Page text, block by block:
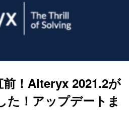
！Alteryx 2021.2が
た！アップデートま